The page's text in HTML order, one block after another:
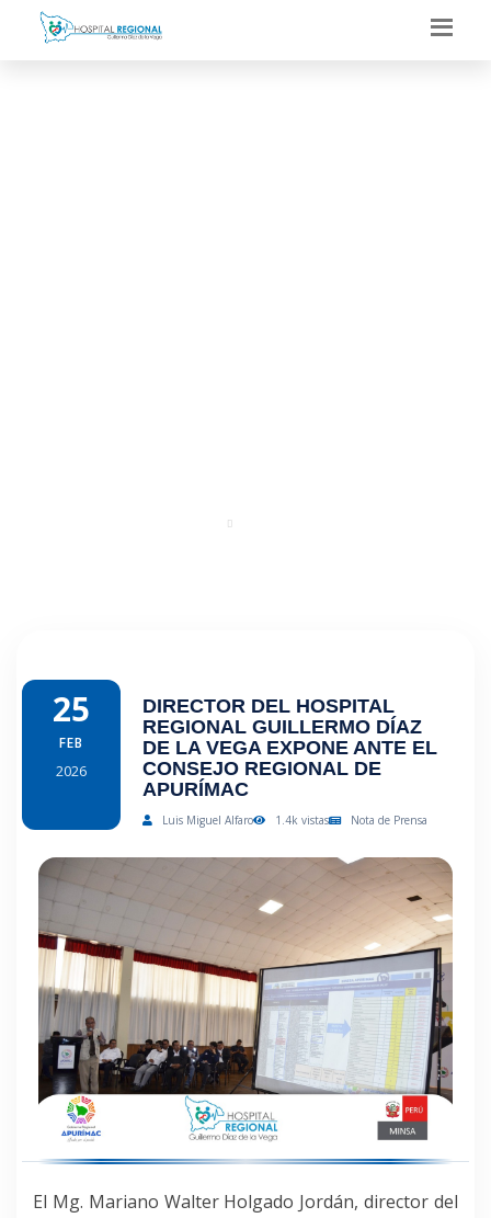
25
FEB
2026
DIRECTOR DEL HOSPITAL
REGIONAL GUILLERMO DÍAZ
DE LA VEGA EXPONE ANTE EL
CONSEJO REGIONAL DE
APURÍMAC
Luis Miguel Alfaro 1.4k vistas Nota de Prensa
El Mg. Mariano Walter Holgado Jordán, director del